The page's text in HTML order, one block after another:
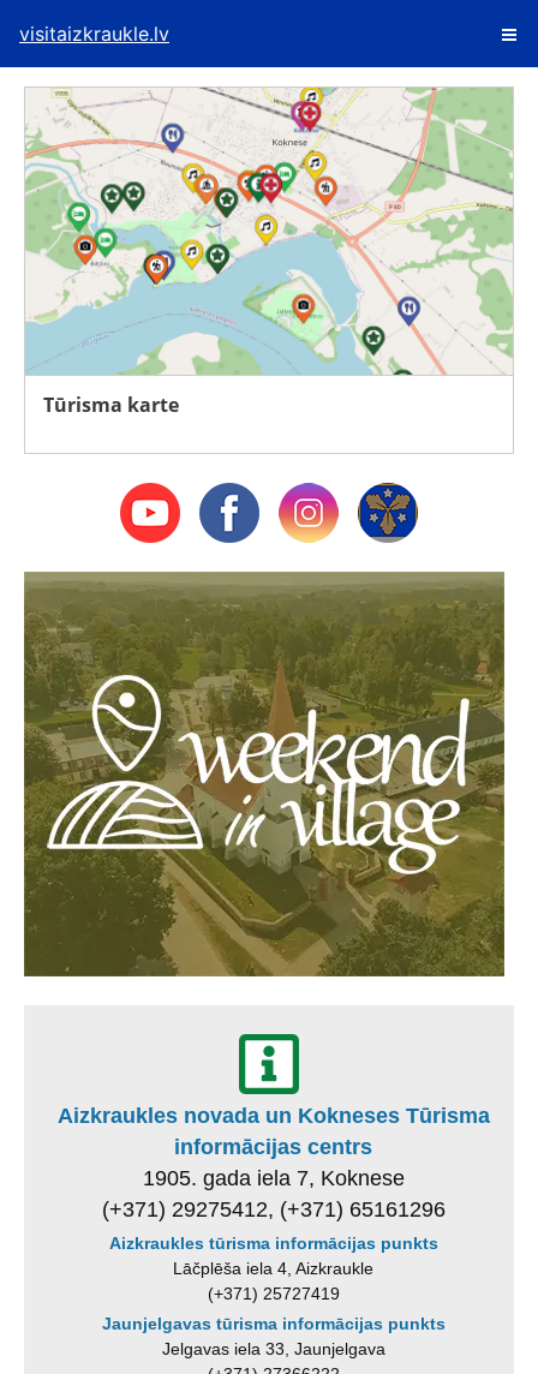
visitaizkraukle.lv
Tūrisma karte
Aizkraukles novada un Kokneses Tūrisma
informācijas centrs
1905. gada iela 7, Koknese
(+371) 29275412, (+371) 65161296
Aizkraukles tūrisma informācijas punkts
Lāčplēša iela 4, Aizkraukle
(+371) 25727419
Jaunjelgavas tūrisma informācijas punkts
Jelgavas iela 33, Jaunjelgava